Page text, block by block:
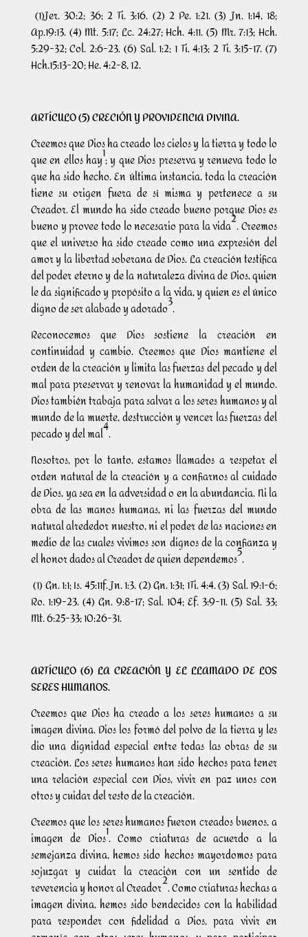
(1)Jer. 30:2; 36; 2 Ti. 3:16. (2) 2 Pe. 1:21. (3) Jn. 1:14, 18;
Ap.19:13. (4) Mt. 5:17; Lc. 24:27; Hch. 4:11. (5) Mr. 7:13; Hch.
5:29-32; Col. 2:6-23. (6) Sal. 1:2; 1 Ti. 4:13; 2 Ti. 3:15-17. (7)
Hch.15:13-20; He. 4:2-8, 12.
ARTÍCULO (5) CRECIÓN Y PROVIDENCIA DIVINA.
Creemos que Dios ha creado los cielos y la tierra y todo lo
que en ellos hay1; y que Dios preserva y renueva todo lo
que ha sido hecho. En última instancia, toda la creación
tiene su origen fuera de sí misma y pertenece a su
Creador. El mundo ha sido creado bueno porque Dios es
bueno y provee todo lo necesario para la vida2. Creemos
que el universo ha sido creado como una expresión del
amor y la libertad soberana de Dios. La creación testifica
del poder eterno y de la naturaleza divina de Dios, quien
le da significado y propósito a la vida, y quien es el único
digno de ser alabado y adorado3.
Reconocemos que Dios sostiene la creación en
continuidad y cambio. Creemos que Dios mantiene el
orden de la creación y limita las fuerzas del pecado y del
mal para preservar y renovar la humanidad y el mundo.
Dios también trabaja para salvar a los seres humanos y al
mundo de la muerte, destrucción y vencer las fuerzas del
pecado y del mal4.
Nosotros, por lo tanto, estamos llamados a respetar el
orden natural de la creación y a confiarnos al cuidado
de Dios, ya sea en la adversidad o en la abundancia. Ni la
obra de las manos humanas, ni las fuerzas del mundo
natural alrededor nuestro, ni el poder de las naciones en
medio de las cuales vivimos son dignos de la confianza y
el honor dados al Creador de quien dependemos5.
(1) Gn. 1:1; Is. 45:11f. Jn. 1:3. (2) Gn. 1:31; 1Ti. 4:4. (3) Sal. 19:1-6;
Ro. 1:19-23. (4) Gn. 9:8-17; Sal. 104; Ef. 3:9-11. (5) Sal. 33;
Mt. 6:25-33; 10:26-31.
ARTÍCULO (6) LA CREACIÓN Y EL LLAMADO DE LOS
SERES HUMANOS.
Creemos que Dios ha creado a los seres humanos a su
imagen divina. Dios los formó del polvo de la tierra y les
dio una dignidad especial entre todas las obras de su
creación. Los seres humanos han sido hechos para tener
una relación especial con Dios, vivir en paz unos con
otros y cuidar del resto de la creación.
Creemos que los seres humanos fueron creados buenos, a
imagen de Dios1. Como criaturas de acuerdo a la
semejanza divina, hemos sido hechos mayordomos para
sojuzgar y cuidar la creación con un sentido de
reverencia y honor al Creador2. Como criaturas hechas a
imagen divina, hemos sido bendecidos con la habilidad
para responder con fidelidad a Dios, para vivir en